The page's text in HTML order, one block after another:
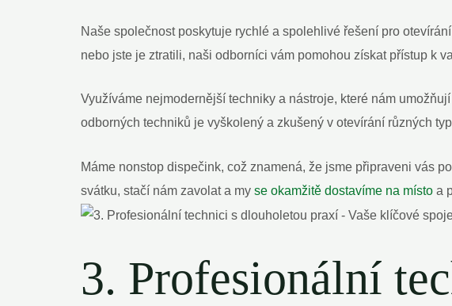
Naše společnost poskytuje rychlé a spolehlivé řešení pro
nebo jste je ztratili, naši odborníci vám pomohou získat přístup k
Využíváme nejmodernější techniky a nástroje, které nám
odborných techniků je vyškolený a zkušený v otevírání různých
Máme nonstop dispečink, což znamená, že jsme připraveni vás
svátku, stačí nám zavolat a my se okamžitě dostavíme na místo a
3. Profesionální